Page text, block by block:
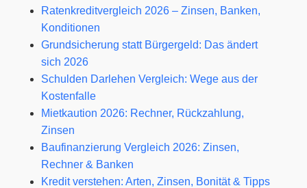
Ratenkreditvergleich 2026 – Zinsen, Banken,
Konditionen
Grundsicherung statt Bürgergeld: Das ändert
sich 2026
Schulden Darlehen Vergleich: Wege aus der
Kostenfalle
Mietkaution 2026: Rechner, Rückzahlung,
Zinsen
Baufinanzierung Vergleich 2026: Zinsen,
Rechner & Banken
Kredit verstehen: Arten, Zinsen, Bonität & Tipps